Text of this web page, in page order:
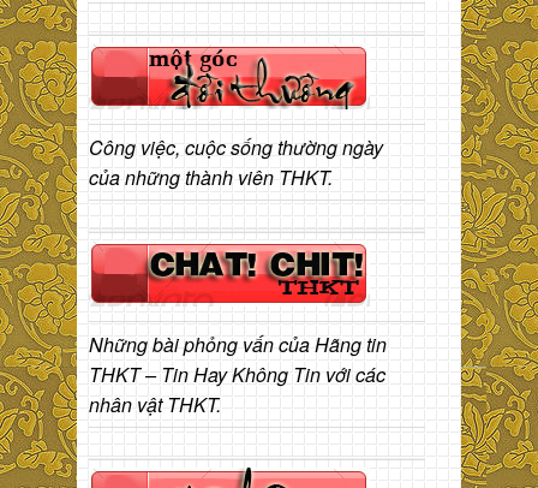
Công việc, cuộc sống thường ngày
của những thành viên THKT.
Những bài phỏng vấn của Hãng tin
THKT – Tin Hay Không Tin với các
nhân vật THKT.